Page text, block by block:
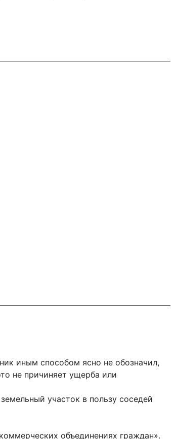
иным способом ясно не обозначил,
не причиняет ущерба или
участок в пользу соседей
объединениях граждан».